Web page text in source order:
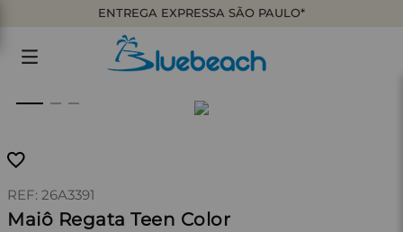
ENTREGA EXPRESSA SÃO PAULO*
: 26A3391
Maiô Regata Teen Color